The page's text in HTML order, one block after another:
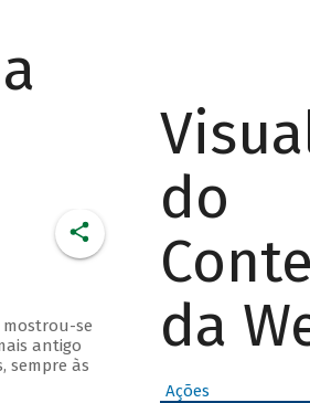
mostrou-se
antigo
sempre às
do
da
Ações